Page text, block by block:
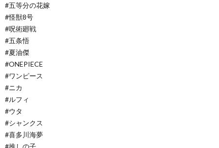
#五等分の花嫁
#怪獣8号
#呪術廻戦
#五条悟
#夏油傑
#ONEPIECE
#ワンピース
#ニカ
#ルフィ
#ウタ
#シャンクス
#喜多川海夢
#推しの子